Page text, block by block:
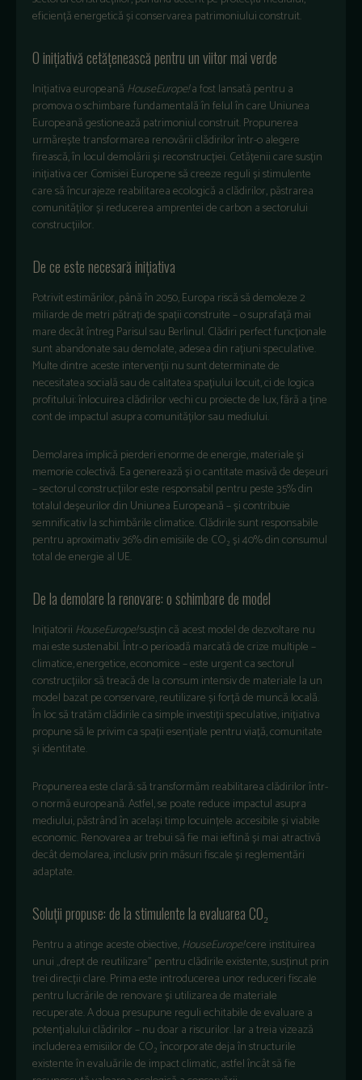
eficiență energetică și conservarea patrimoniului construit.
O inițiativă cetățenească pentru un viitor mai verde
Inițiativa europeană HouseEurope!a fost lansată pentru a
promova o schimbare fundamentală în felul în care Uniunea
Europeană gestionează patrimoniul construit. Propunerea
urmărește transformarea renovării clădirilor într-o alegere
firească, în locul demolării și reconstrucției. Cetățenii care susțin
inițiativa cer Comisiei Europene să creeze reguli și stimulente
care să încurajeze reabilitarea ecologică a clădirilor, păstrarea
comunităților și reducerea amprentei de carbon a sectorului
construcțiilor.
De ce este necesară inițiativa
Potrivit estimărilor, până în 2050, Europa riscă să demoleze 2
miliarde de metri pătrați de spații construite – o suprafață mai
mare decât întreg Parisul sau Berlinul. Clădiri perfect funcționale
sunt abandonate sau demolate, adesea din rațiuni speculative.
Multe dintre aceste intervenții nu sunt determinate de
necesitatea socială sau de calitatea spațiului locuit, ci de logica
profitului: înlocuirea clădirilor vechi cu proiecte de lux, fără a ține
cont de impactul asupra comunităților sau mediului.
Demolarea implică pierderi enorme de energie, materiale și
memorie colectivă. Ea generează și o cantitate masivă de deșeuri
– sectorul construcțiilor este responsabil pentru peste 35% din
totalul deșeurilor din Uniunea Europeană – și contribuie
semnificativ la schimbările climatice. Clădirile sunt responsabile
pentru aproximativ 36% din emisiile de CO₂ și 40% din consumul
total de energie al UE.
De la demolare la renovare: o schimbare de model
Inițiatorii HouseEurope!susțin că acest model de dezvoltare nu
mai este sustenabil. Într-o perioadă marcată de crize multiple –
climatice, energetice, economice – este urgent ca sectorul
construcțiilor să treacă de la consum intensiv de materiale la un
model bazat pe conservare, reutilizare și forță de muncă locală.
În loc să tratăm clădirile ca simple investiții speculative, inițiativa
propune să le privim ca spații esențiale pentru viață, comunitate
și identitate.
Propunerea este clară: să transformăm reabilitarea clădirilor într-
o normă europeană. Astfel, se poate reduce impactul asupra
mediului, păstrând în același timp locuințele accesibile și viabile
economic. Renovarea ar trebui să fie mai ieftină și mai atractivă
decât demolarea, inclusiv prin măsuri fiscale și reglementări
adaptate.
Soluții propuse: de la stimulente la evaluarea CO₂
Pentru a atinge aceste obiective,HouseEurope!cere instituirea
unui „drept de reutilizare” pentru clădirile existente, susținut prin
trei direcții clare. Prima este introducerea unor reduceri fiscale
pentru lucrările de renovare și utilizarea de materiale
recuperate. A doua presupune reguli echitabile de evaluare a
potențialului clădirilor – nu doar a riscurilor. Iar a treia vizează
includerea emisiilor de CO₂ încorporate deja în structurile
existente în evaluările de impact climatic, astfel încât să fie